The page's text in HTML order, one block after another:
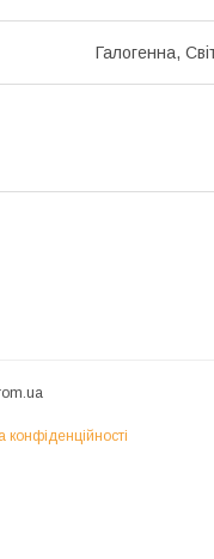
Галогенна,
конфіденційності